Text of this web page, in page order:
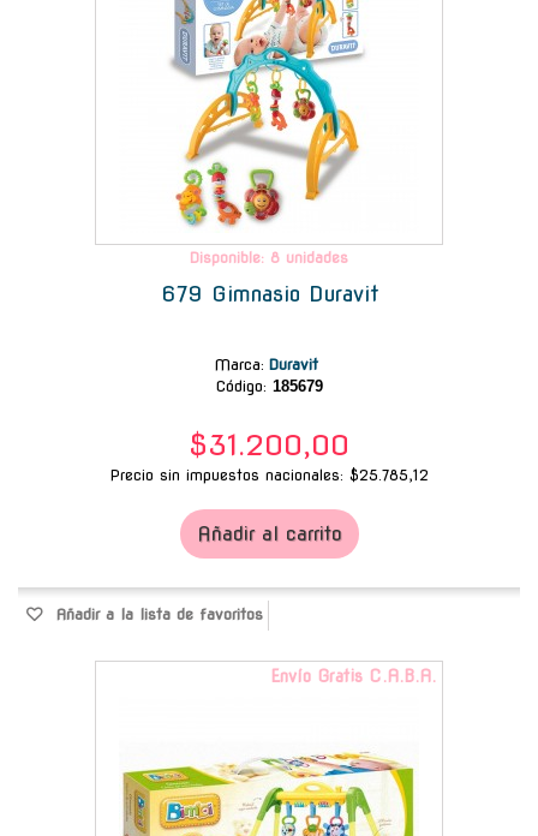
Disponible: 8 unidades
679 Gimnasio Duravit
Marca: Duravit
Código: 185679
$31.200,00
Precio sin impuestos nacionales: $25.785,12
Añadir al carrito
Añadir a la lista de favoritos
Envío Gratis C.A.B.A.